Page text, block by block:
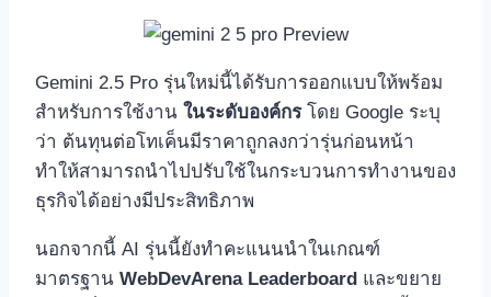
Gemini 2.5 Pro รุ่นใหม่นี้ได้รับการออกแบบให้พร้อม
สำหรับการใช้งาน ในระดับองค์กรโดย Google ระบุ
ว่า ต้นทุนต่อโทเค็นมีราคาถูกลงกว่ารุ่นก่อนหน้า
ทำให้สามารถนำไปปรับใช้ในกระบวนการทำงานของ
ธุรกิจได้อย่างมีประสิทธิภาพ
นอกจากนี้ AI รุ่นนี้ยังทำคะแนนนำในเกณฑ์
มาตรฐาน WebDevArena Leaderboard และขยาย